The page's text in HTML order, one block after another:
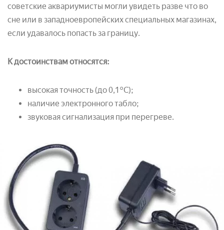
советские аквариумисты могли увидеть разве что во
сне или в западноевропейских специальных магазинах,
если удавалось попасть за границу.
К достоинствам относятся:
высокая точность (до 0,1°C);
наличие электронного табло;
звуковая сигнализация при перегреве.